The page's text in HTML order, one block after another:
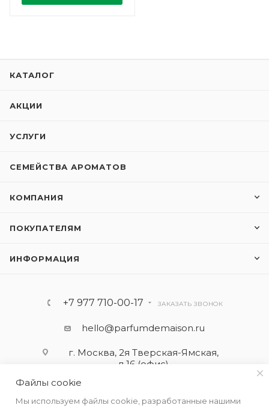
КАТАЛОГ
АКЦИИ
УСЛУГИ
СЕМЕЙСТВА АРОМАТОВ
КОМПАНИЯ
ПОКУПАТЕЛЯМ
ИНФОРМАЦИЯ
+7 977 710-00-17 ЗАКАЗАТЬ ЗВОНОК
hello@parfumdemaison.ru
г. Москва, 2я Тверская-Ямская,
д.16 (офис)
Файлы cookie
Мы используем файлы cookie, разработанные нашими